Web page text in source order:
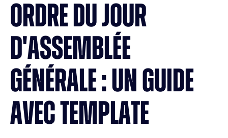
ORDRE DU JOUR
D'ASSEMBLÉE
GÉNÉRALE : UN GUIDE
AVEC TEMPLATE